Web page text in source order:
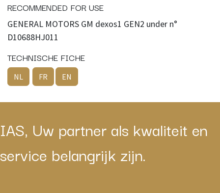
RECOMMENDED FOR USE
GENERAL MOTORS GM dexos1 GEN2 under n°
D10688HJ011
TECHNISCHE FICHE
NL FR EN
IAS, Uw partner als kwaliteit en
service belangrijk zijn.